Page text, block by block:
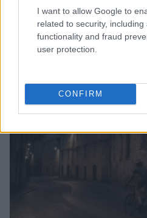
I want to allow Google to
related to security, including
functionality and fraud
user protection.
CONFIRM
Continua a leggere